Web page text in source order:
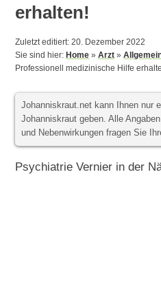
erhalten!
Zuletzt editiert: 20. Dezember 2022
Sie sind hier:Home »Arzt »
Professionell medizinische Hilfe
Johanniskraut.net kann Ihnen nur
Johanniskraut geben. Alle
und Nebenwirkungen fragen Sie
Psychiatrie Vernier in der